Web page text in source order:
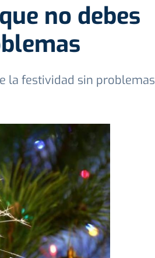
no debes
la festividad sin problemas